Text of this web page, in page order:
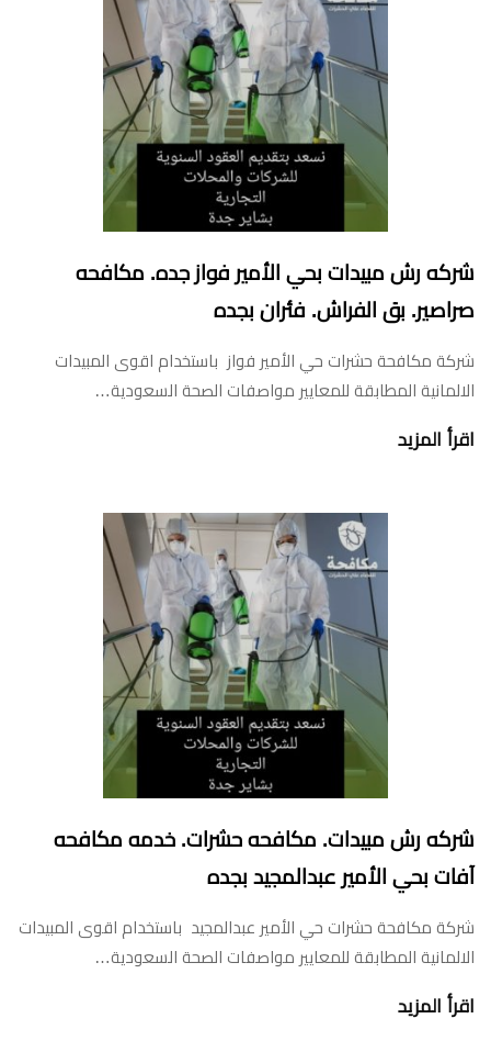
شركه رش مبيدات بحي الأمير فواز جده. مكافحه
صراصير. بق الفراش. فئران بجده
شركة مكافحة حشرات حي الأمير فواز باستخدام اقوى المبيدات
الالمانية المطابقة للمعايير مواصفات الصحة السعودية…
اقرأ المزيد
شركه رش مبيدات. مكافحه حشرات. خدمه مكافحه
آفات بحي الأمير عبدالمجيد بجده
شركة مكافحة حشرات حي الأمير عبدالمجيد باستخدام اقوى المبيدات
الالمانية المطابقة للمعايير مواصفات الصحة السعودية…
اقرأ المزيد